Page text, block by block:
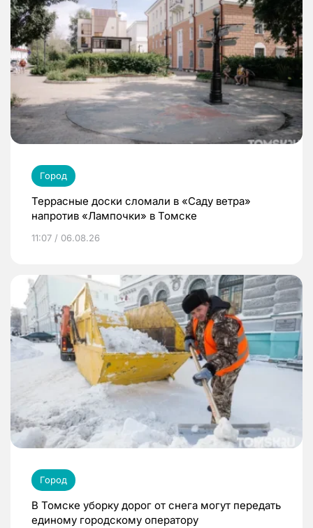
Город
Террасные доски сломали в «Саду ветра»
напротив «Лампочки» в Томске
11:07 / 06.08.26
Город
В Томске уборку дорог от снега могут передать
единому городскому оператору